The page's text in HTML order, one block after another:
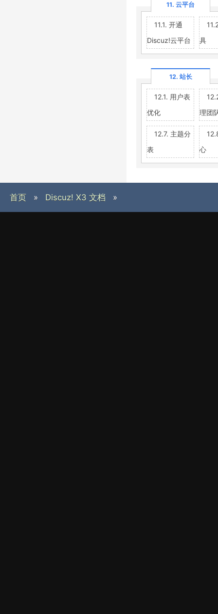
11. 云平台
11.1. 开通
Discuz!云平台
具
12. 站长
12.1. 用户表
优化
理团
12.7. 主题分
表
心
首页 » Discuz! X3 文档 »